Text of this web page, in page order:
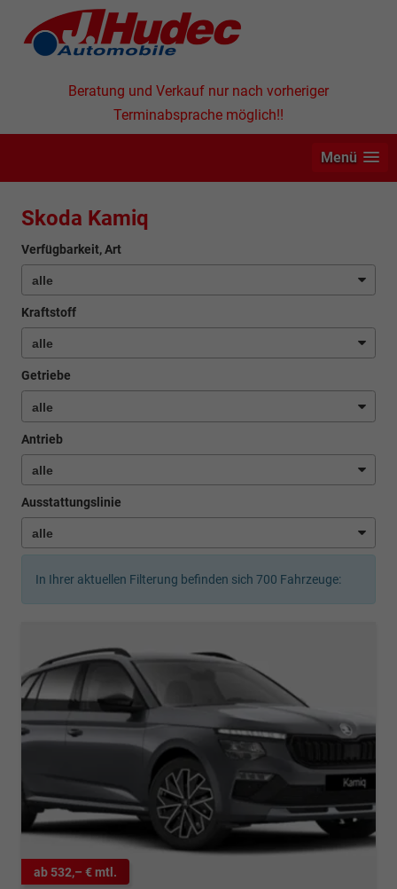
Beratung und Verkauf nur nach vorheriger
Terminabsprache möglich!!
Menü
Skoda Kamiq
Verfügbarkeit, Art
Kraftstoff
Getriebe
Antrieb
Ausstattungslinie
In Ihrer aktuellen Filterung befinden sich 700 Fahrzeuge:
ab 532,– € mtl.